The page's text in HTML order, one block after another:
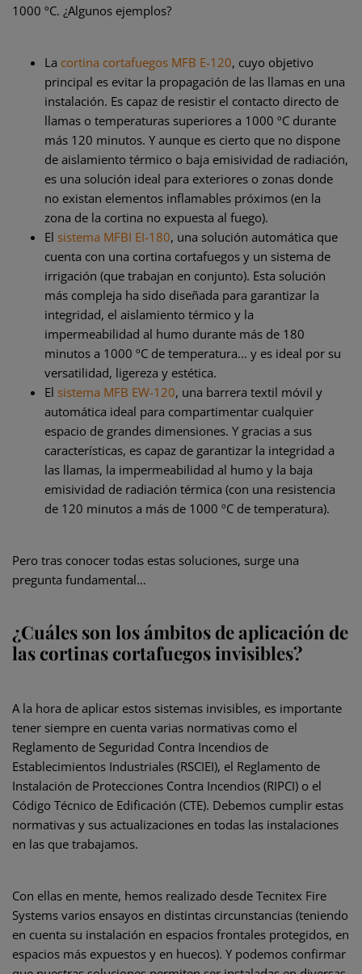
1000 ºC. ¿Algunos ejemplos?
La cortina cortafuegos MFB E-120, cuyo objetivo
principal es evitar la propagación de las llamas en una
instalación. Es capaz de resistir el contacto directo de
llamas o temperaturas superiores a 1000 ºC durante
más 120 minutos. Y aunque es cierto que no dispone
de aislamiento térmico o baja emisividad de radiación,
es una solución ideal para exteriores o zonas donde
no existan elementos inflamables próximos (en la
zona de la cortina no expuesta al fuego).
El sistema MFBI EI-180, una solución automática que
cuenta con una cortina cortafuegos y un sistema de
irrigación (que trabajan en conjunto). Esta solución
más compleja ha sido diseñada para garantizar la
integridad, el aislamiento térmico y la
impermeabilidad al humo durante más de 180
minutos a 1000 ºC de temperatura… y es ideal por su
versatilidad, ligereza y estética.
El sistema MFB EW-120, una barrera textil móvil y
automática ideal para compartimentar cualquier
espacio de grandes dimensiones. Y gracias a sus
características, es capaz de garantizar la integridad a
las llamas, la impermeabilidad al humo y la baja
emisividad de radiación térmica (con una resistencia
de 120 minutos a más de 1000 ºC de temperatura).
Pero tras conocer todas estas soluciones, surge una
pregunta fundamental…
¿Cuáles son los ámbitos de aplicación de
las cortinas cortafuegos invisibles?
A la hora de aplicar estos sistemas invisibles, es importante
tener siempre en cuenta varias normativas como el
Reglamento de Seguridad Contra Incendios de
Establecimientos Industriales (RSCIEI), el Reglamento de
Instalación de Protecciones Contra Incendios (RIPCI) o el
Código Técnico de Edificación (CTE). Debemos cumplir estas
normativas y sus actualizaciones en todas las instalaciones
en las que trabajamos.
Con ellas en mente, hemos realizado desde Tecnitex Fire
Systems varios ensayos en distintas circunstancias (teniendo
en cuenta su instalación en espacios frontales protegidos, en
espacios más expuestos y en huecos). Y podemos confirmar